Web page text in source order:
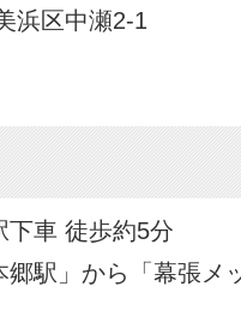
浜区中瀬2-1
下車 徒歩約5分
駅」から「幕張メ